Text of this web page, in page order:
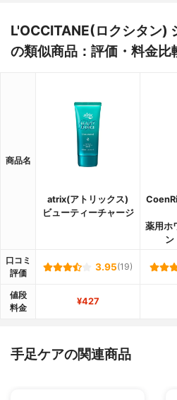
L'OCCITANE(ロクシタン)
の類似商品：評価・料金比
商品名
atrix(アトリックス)
ビューティーチャージ
薬用ホ
ン
口コミ
評価
3.95(19)
値段
料金
¥427
手足ケアの関連商品